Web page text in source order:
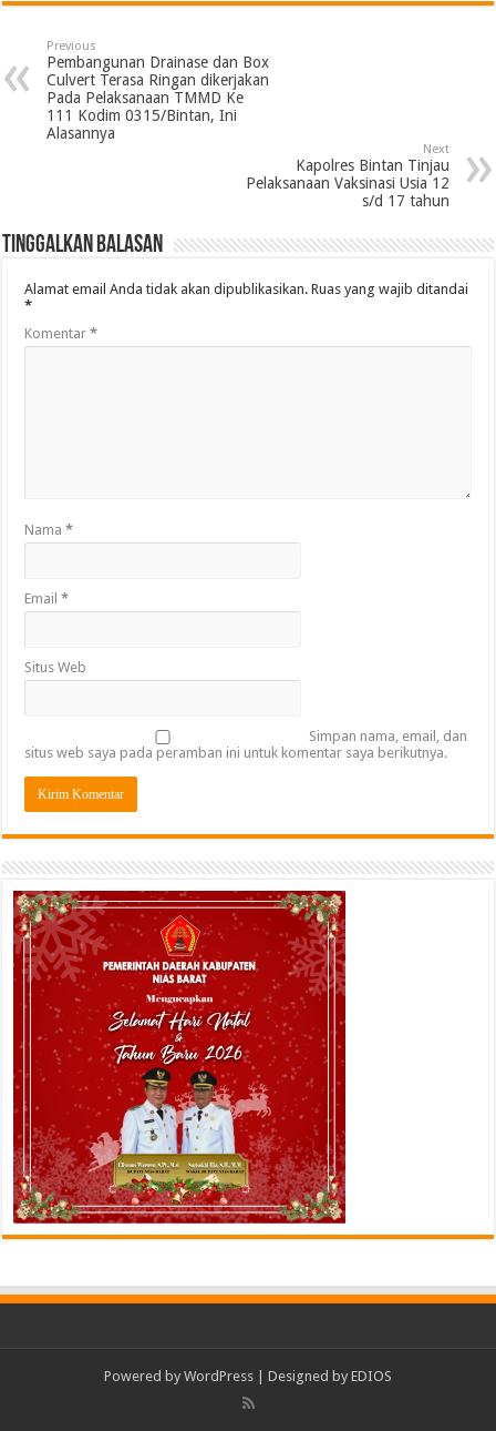
Previous
Pembangunan Drainase dan Box
Culvert Terasa Ringan dikerjakan
Pada Pelaksanaan TMMD Ke
111 Kodim 0315/Bintan, Ini
Alasannya
Next
Kapolres Bintan Tinjau
Pelaksanaan Vaksinasi Usia 12
s/d 17 tahun
Tinggalkan Balasan
Alamat email Anda tidak akan dipublikasikan. Ruas yang wajib ditandai
*
Komentar*
Nama*
Email*
Situs Web
Simpan nama, email, dan
situs web saya pada peramban ini untuk komentar saya berikutnya.
Powered by WordPress | Designed by EDIOS